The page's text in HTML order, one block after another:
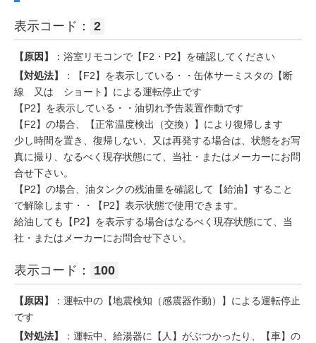
表示コード： 2
【原因】
：浴室リモコンで【F2・P2】を確認してください
【対処法】
：【F2】を表示している・・缶体サーミスタの【断
線 又は ショート】による運転停止です
【P2】を表示している・・油切れ予告装置作動です
【F2】の場合、【正常温度検出（交換）】により復帰します
少し時間を置き、復帰しない、又は再発する場合は、状態をお写
真に撮り、なるべく現存状態にて、当社・またはメーカーにお問
合せ下さい。
【P2】の場合、油タンクの残油量を確認して【給油】すること
で解除します・・【P2】表示状態で使用できます。
給油しても【P2】を表示する場合はなるべく現存状態にて、当
社・またはメーカーにお問合せ下さい。
表示コード： 100
【原因】
：運転中の【地震検知（感震器作動）】による運転停止
です
【対処法】
：運転中、給湯器に【人】がぶつかったり、【車】の